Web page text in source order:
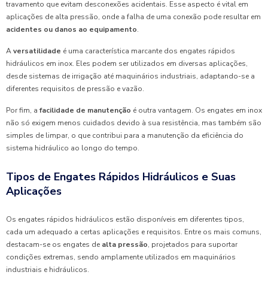
travamento que evitam desconexões acidentais. Esse aspecto é vital em
aplicações de alta pressão, onde a falha de uma conexão pode resultar em
acidentes ou danos ao equipamento.
Aversatilidade é uma característica marcante dos engates rápidos
hidráulicos em inox. Eles podem ser utilizados em diversas aplicações,
desde sistemas de irrigação até maquinários industriais, adaptando-se a
diferentes requisitos de pressão e vazão.
Por fim, afacilidade de manutenção é outra vantagem. Os engates em inox
não só exigem menos cuidados devido à sua resistência, mas também são
simples de limpar, o que contribui para a manutenção da eficiência do
sistema hidráulico ao longo do tempo.
Tipos de Engates Rápidos Hidráulicos e Suas
Aplicações
Os engates rápidos hidráulicos estão disponíveis em diferentes tipos,
cada um adequado a certas aplicações e requisitos. Entre os mais comuns,
destacam-se os engates de alta pressão, projetados para suportar
condições extremas, sendo amplamente utilizados em maquinários
industriais e hidráulicos.